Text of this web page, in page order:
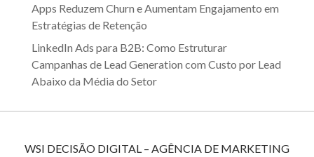
Apps Reduzem Churn e Aumentam Engajamento em
Estratégias de Retenção
LinkedIn Ads para B2B: Como Estruturar
Campanhas de Lead Generation com Custo por Lead
Abaixo da Média do Setor
WSI DECISÃO DIGITAL – AGÊNCIA DE MARKETING